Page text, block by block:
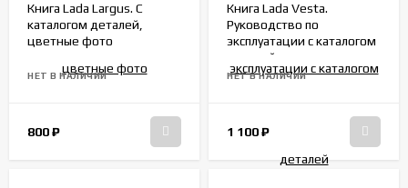
Книга Lada Largus. С
каталогом деталей,
цветные фото
НЕТ В НАЛИЧИИ
800₽
Книга Lada Vesta.
Руководство по
эксплуатации с каталогом
деталей
НЕТ В НАЛИЧИИ
1 100₽